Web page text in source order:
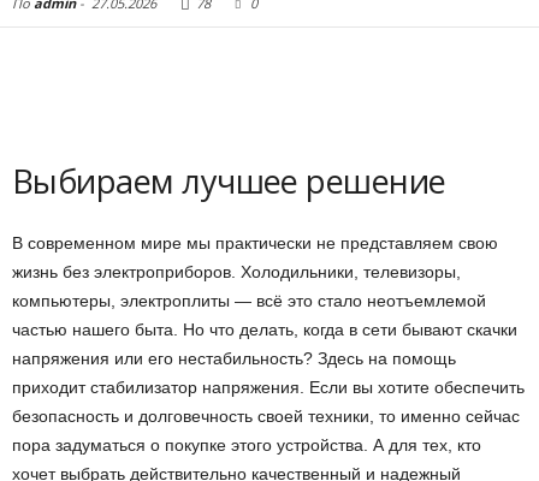
Выбираем лучшее решение
В современном мире мы практически не представляем свою
жизнь без электроприборов. Холодильники, телевизоры,
компьютеры, электроплиты — всё это стало неотъемлемой
частью нашего быта. Но что делать, когда в сети бывают скачки
напряжения или его нестабильность? Здесь на помощь
приходит стабилизатор напряжения. Если вы хотите обеспечить
безопасность и долговечность своей техники, то именно сейчас
пора задуматься о покупке этого устройства. А для тех, кто
хочет выбрать действительно качественный и надежный